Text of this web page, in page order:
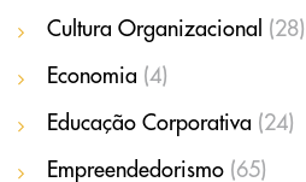
Cultura Organizacional (28)
Economia (4)
Educação Corporativa (24)
Empreendedorismo (65)